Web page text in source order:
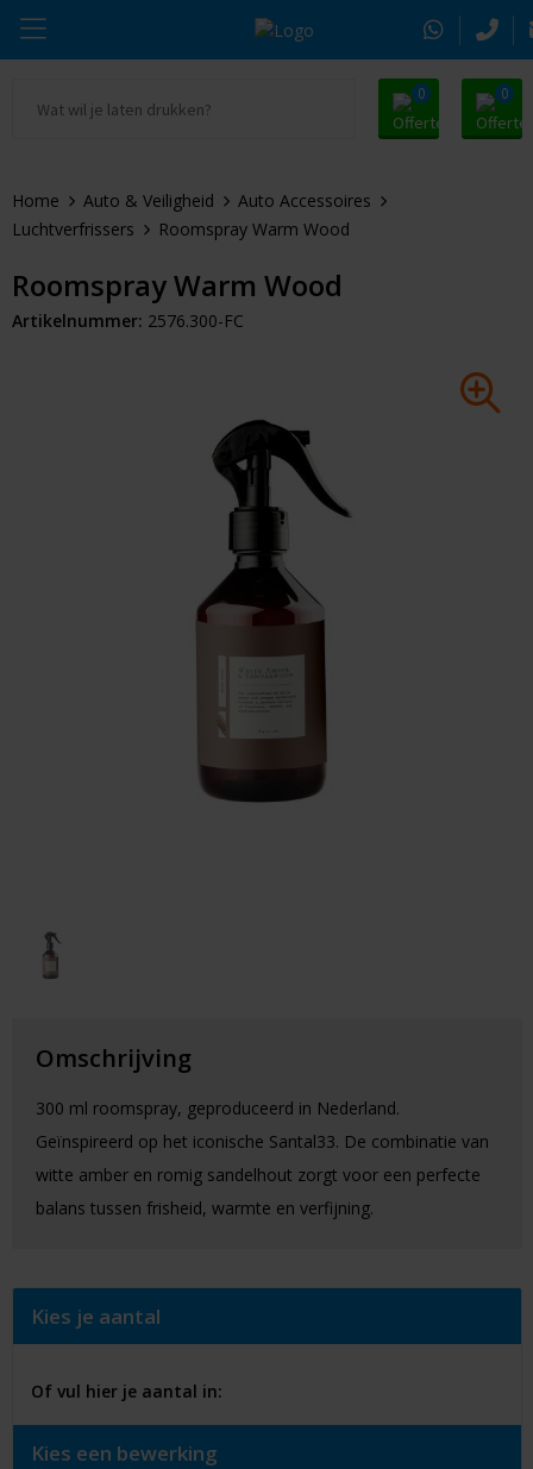
0 0
Drinkwaren
Tassen & Reizen
Sleutelhangers & Tools
Outdoor & Vrije Tijd
Gezondheid & Verzorging
Alle promosnoepje
Zomer
Kerst
Thule
Alle merken
Home Auto & Veiligheid
Auto Accessoires
Luchtverfrissers
Roomspray Warm Wood
Roomspray Warm Wood
Artikelnummer: 2576.300-FC
Omschrijving
300 ml roomspray, geproduceerd in Nederland.
Geïnspireerd op het iconische Santal33. De combinatie van
witte amber en romig sandelhout zorgt voor een perfecte
balans tussen frisheid, warmte en verfijning.
Kies je aantal
Of vul hier je aantal in:
Kies een bewerking